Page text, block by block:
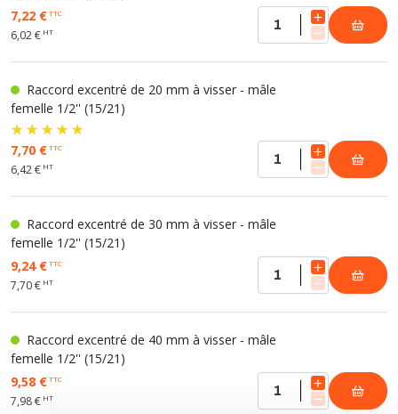
7,22 €TTC
6,02 € HT
Raccord excentré de 20 mm à visser - mâle
femelle 1/2'' (15/21)
7,70 €TTC
6,42 € HT
Raccord excentré de 30 mm à visser - mâle
femelle 1/2'' (15/21)
9,24 €TTC
7,70 € HT
Raccord excentré de 40 mm à visser - mâle
femelle 1/2'' (15/21)
9,58 €TTC
7,98 € HT